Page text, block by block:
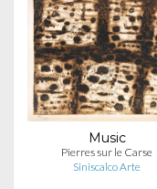
Music
Pierres sur le Carse
Siniscalco Arte